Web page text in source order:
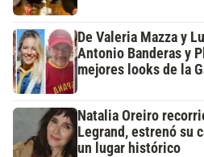
De Valeria Mazza y
Antonio Banderas y
mejores looks de la
Natalia Oreiro
Legrand, estrenó su
un lugar histórico